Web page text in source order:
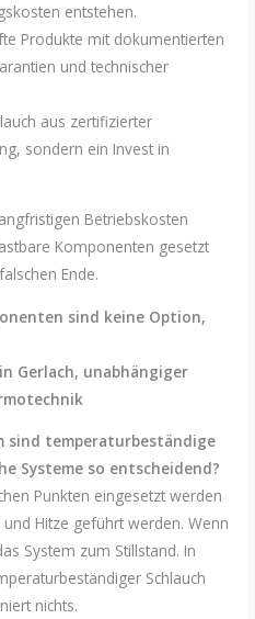
entstehen.
Produkte mit dokumentierten
und technischer
aus zertifizierter
sondern ein Invest in
Betriebskosten
Komponenten gesetzt
Ende.
sind keine Option,
Gerlach, unabhängiger
sind temperaturbeständige
Systeme so entscheidend?
Punkten eingesetzt werden
Hitze geführt werden. Wenn
System zum Stillstand. In
Schlauch
nichts.